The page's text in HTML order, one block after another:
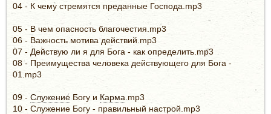
04 - К чему стремятся преданные Господа.mp3
05 - В чем опасность благочестия.mp3
06 - Важность мотива действий.mp3
07 - Действую ли я для Бога - как определить.mp3
08 - Преимущества человека действующего для Бога -
01.mp3
09 - Служение Богу и Карма .mp3
10 - Служение Богу - правильный настрой.mp3